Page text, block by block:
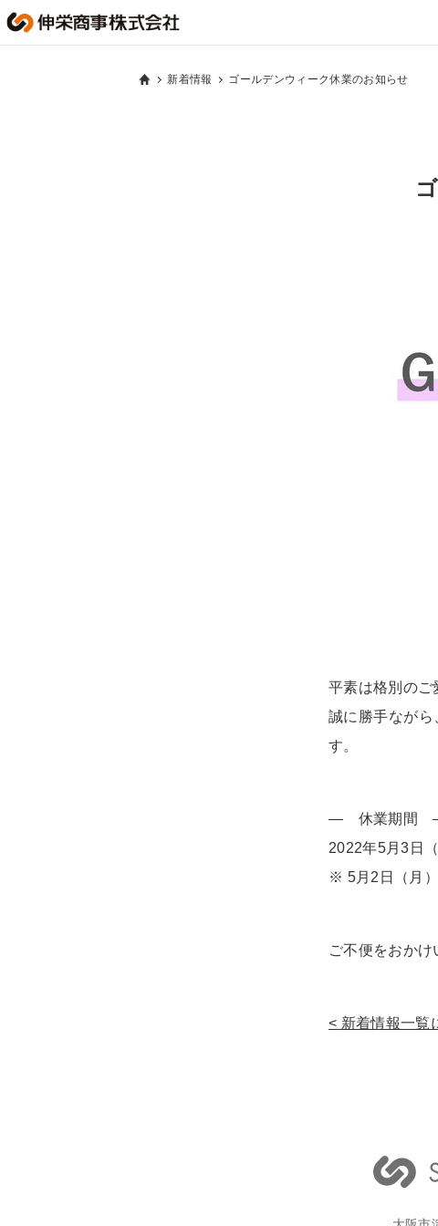
新着情報 ゴールデンウィーク休業のお知らせ
平素は格別のご
誠に勝手ながら
す。
— 休業期間
2022年5月3日
※ 5月2日（月）
ご不便をおかけ
新着情報一覧